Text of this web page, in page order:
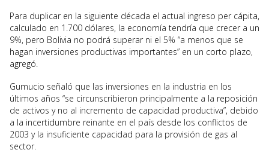
Para duplicar en la siguiente década el actual ingreso per cápita,
calculado en 1.700 dólares, la economía tendría que crecer a un
9%, pero Bolivia no podrá superar ni el 5% “a menos que se
hagan inversiones productivas importantes” en un corto plazo,
agregó.
Gumucio señaló que las inversiones en la industria en los
últimos años “se circunscribieron principalmente a la reposición
de activos y no al incremento de capacidad productiva”, debido
a la incertidumbre reinante en el país desde los conflictos de
2003 y la insuficiente capacidad para la provisión de gas al
sector.